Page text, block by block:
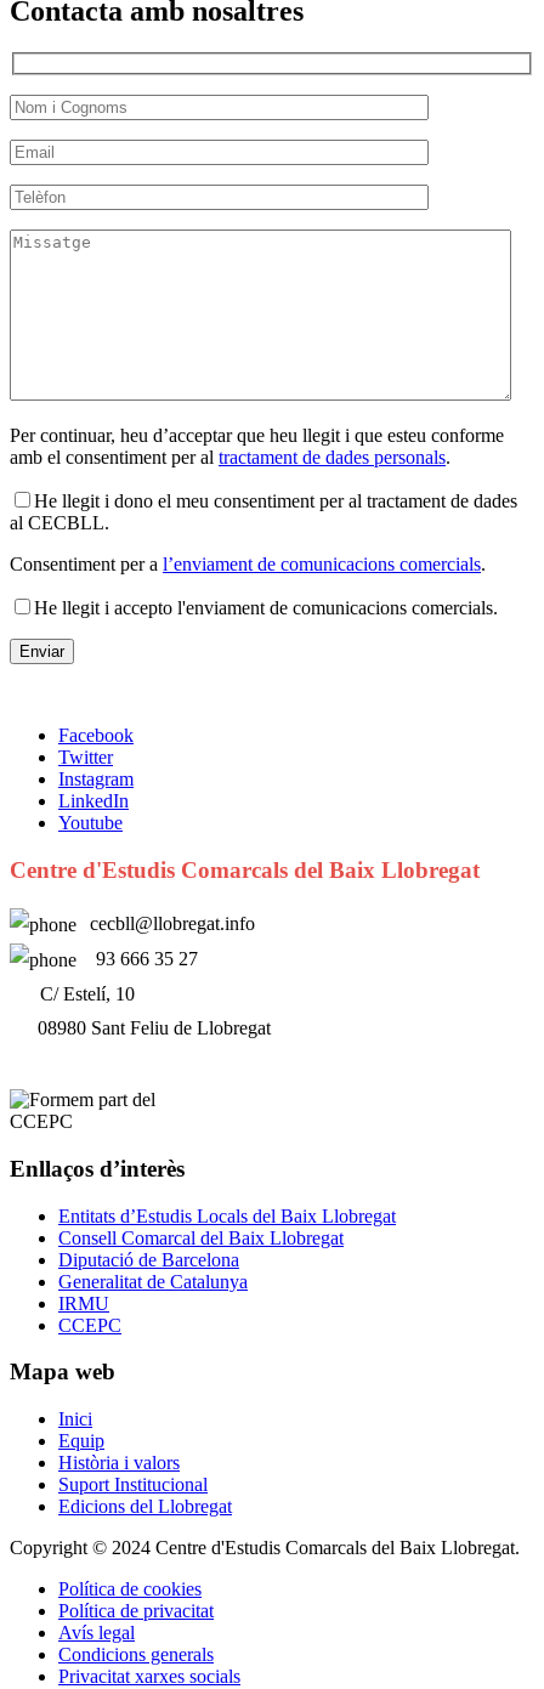
Contacta amb nosaltres
Per continuar, heu d’acceptar que heu llegit i que esteu conforme
amb el consentiment per al tractament de dades personals.
He llegit i dono el meu consentiment per al tractament de dades
al CECBLL.
Consentiment per a l’enviament de comunicacions comercials.
He llegit i accepto l'enviament de comunicacions comercials.
Facebook
Twitter
Instagram
LinkedIn
Youtube
Centre d'Estudis Comarcals del Baix Llobregat
cecbll@llobregat.info
93 666 35 27
C/ Estelí, 10
08980 Sant Feliu de Llobregat
Enllaços d’interès
Entitats d’Estudis Locals del Baix Llobregat
Consell Comarcal del Baix Llobregat
Diputació de Barcelona
Generalitat de Catalunya
IRMU
CCEPC
Mapa web
Inici
Equip
Història i valors
Suport Institucional
Edicions del Llobregat
Copyright © 2024 Centre d'Estudis Comarcals del Baix Llobregat.
Política de cookies
Política de privacitat
Avís legal
Condicions generals
Privacitat xarxes socials